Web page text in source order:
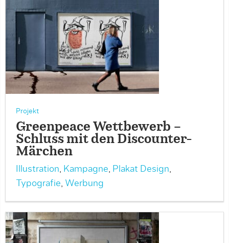
Projekt
Greenpeace Wettbewerb –
Schluss mit den Discounter-
Märchen
Illustration, Kampagne, Plakat Design,
Typografie, Werbung